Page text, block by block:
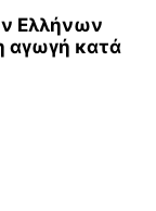
Ελλήνων
αγωγή κατά